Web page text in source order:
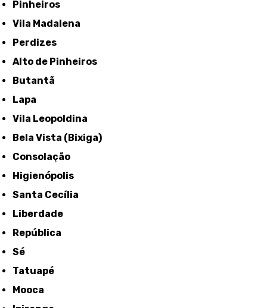
Pinheiros
Vila Madalena
Perdizes
Alto de Pinheiros
Butantã
Lapa
Vila Leopoldina
Bela Vista (Bixiga)
Consolação
Higienópolis
Santa Cecília
Liberdade
República
Sé
Tatuapé
Mooca